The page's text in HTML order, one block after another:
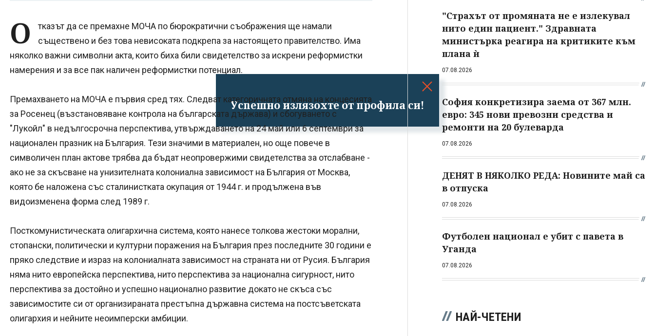
Успешно излязохте от профила си!
О
тказът да се премахне МОЧА по бюрократични съображения ще намали
съществено и без това невисоката подкрепа за настоящето правителство. Има
няколко важни символни акта, които биха били свидетелство за искрени реформистки
намерения и за все пак наличен реформистки потенциал.
Премахването на МОЧА е първия сред тях. Следват категоричната отмяна на концесията
за Росенец (възстановяване контрола на българската държава) и сбогуването с
"Лукойл" в недългосрочна перспектива, утвърждаването на 24 май или 6 септември за
национален празник на България. Тези значими в материален, но още повече в
символичен план актове трябва да бъдат неопровержими свидетелства за отслабване -
ако не за скъсване на унизителната колониална зависимост на България от Москва,
която бе наложена със сталинистката окупация от 1944 г. и продължена във
видоизменена форма след 1989 г.
Посткомунистическата олигархична система, която нанесе толкова жестоки морални,
стопански, политически и културни поражения на България през последните 30 години е
пряко следствие и израз на колониалната зависимост на страната ни от Русия. България
няма нито европейска перспектива, нито перспектива за национална сигурност, нито
перспектива за достойно и успешно национално развитие докато не скъса със
зависимостите си от организираната престъпна държавна система на постсъветската
олигархия и нейните неоимперски амбиции.
"Страхът от промяната не е излекувал
нито един пациент." Здравната
министърка реагира на критиките към
плана ѝ
07.08.2026
София конкретизира заема от 367 млн.
евро: 345 нови превозни средства и
ремонти на 20 булеварда
07.08.2026
ДЕНЯТ В НЯКОЛКО РЕДА: Новините май са
в отпуска
07.08.2026
Футболен национал е убит с павета в
Уганда
07.08.2026
НАЙ-ЧЕТЕНИ